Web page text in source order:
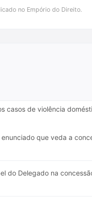
no Empório do Direito.
casos de violência
que veda a
do Delegado na